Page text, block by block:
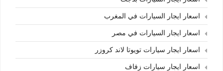
اسعار ايجار السيارات في المغرب
اسعار ايجار السيارات في مصر
اسعار ايجار سيارات تويوتا لاند كروزر
اسعار ايجار سيارات زفاف